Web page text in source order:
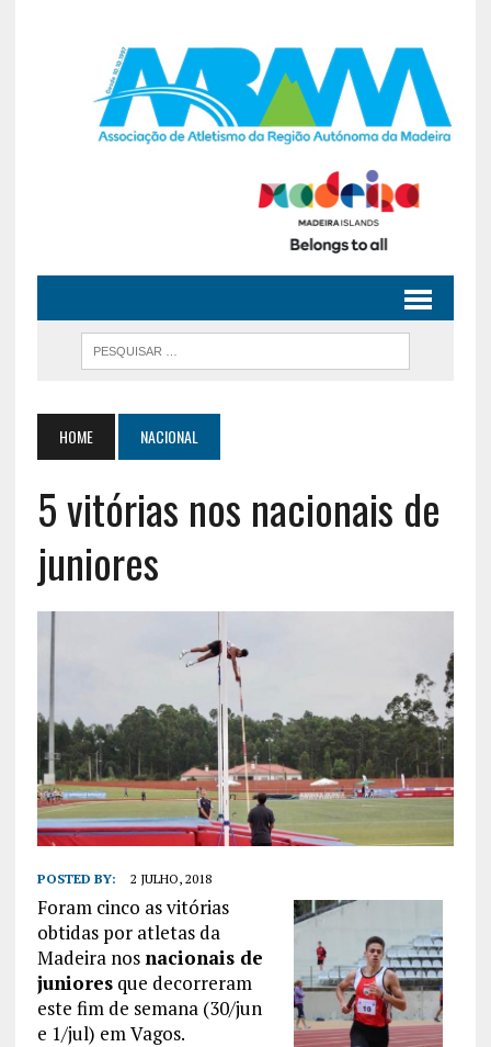
HOME NACIONAL
5 vitórias nos nacionais de
juniores
POSTED BY: 2 JULHO, 2018
Foram cinco as vitórias
obtidas por atletas da
Madeira nos nacionais de
junioresque decorreram
este fim de semana (30/jun
e 1/jul) em Vagos.